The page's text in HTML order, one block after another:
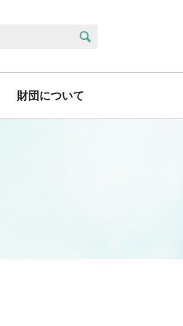
財団について